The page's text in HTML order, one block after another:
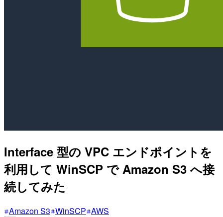
Interface 型の VPC エンドポイントを
利用して WinSCP で Amazon S3 へ接
続してみた
Amazon S3 WinSCP AWS